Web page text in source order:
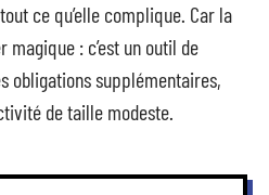
ce qu’elle complique. Car la
magique : c’est un outil de
obligations supplémentaires,
de taille modeste.